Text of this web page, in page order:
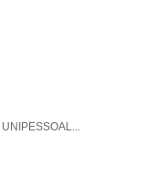
UNIPESSOAL...